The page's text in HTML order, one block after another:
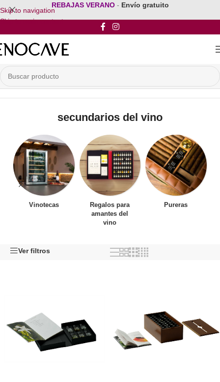
Skip to navigation
Skip to main content
REBAJAS VERANO - Envío gratuito
Inicio/Productos etiquetados “secundarios del vino”
secundarios del vino
Vinotecas
Regalos para
amantes del
vino
Pureras
Ver filtros